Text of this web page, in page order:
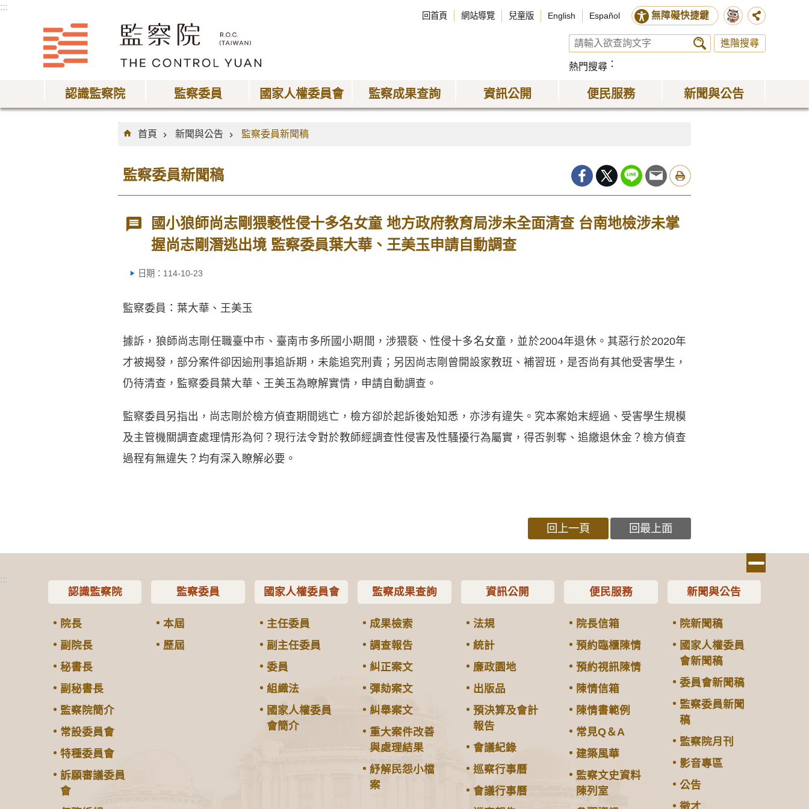
:::
回首頁 網站導覽 兒童版 English Español 無障礙快捷鍵
進階搜尋
熱門搜尋
認識監察院 監察委員 國家人權委員會 監察成果查詢 資訊公開 便民服務 新聞與公告
:::
首頁
新聞與公告 監察委員新聞稿
監察委員新聞稿
國小狼師尚志剛猥褻性侵十多名女童 地方政府教育局涉未全面清查 台南地檢涉未掌
握尚志剛潛逃出境 監察委員葉大華、王美玉申請自動調查
日期：114-10-23
監察委員：葉大華、王美玉
據訴，狼師尚志剛任職臺中市、臺南市多所國小期間，涉猥褻、性侵十多名女童，並於2004年退休。其惡行於2020年
才被揭發，部分案件卻因逾刑事追訴期，未能追究刑責；另因尚志剛曾開設家教班、補習班，是否尚有其他受害學生，
仍待清查，監察委員葉大華、王美玉為瞭解實情，申請自動調查。
監察委員另指出，尚志剛於檢方偵查期間逃亡，檢方卻於起訴後始知悉，亦涉有違失。究本案始末經過、受害學生規模
及主管機關調查處理情形為何？現行法令對於教師經調查性侵害及性騷擾行為屬實，得否剝奪、追繳退休金？檢方偵查
過程有無違失？均有深入瞭解必要。
回上一頁 回最上面
:::
認識監察院
院長
副院長
秘書長
副秘書長
監察院簡介
常設委員會
特種委員會
訴願審議委員
會
監察委員
本屆
歷屆
國家人權委員會
主任委員
副主任委員
委員
組織法
國家人權委員
會簡介
監察成果查詢
成果檢索
調查報告
糾正案文
彈劾案文
糾舉案文
重大案件改善
與處理結果
紓解民怨小檔
案
資訊公開
法規
統計
廉政園地
出版品
預決算及會計
報告
會議紀錄
巡察行事曆
會議行事曆
便民服務
院長信箱
預約臨櫃陳情
預約視訊陳情
陳情信箱
陳情書範例
常見Q＆A
建築風華
監察文史資料
陳列室
新聞與公告
院新聞稿
國家人權委員
會新聞稿
委員會新聞稿
監察委員新聞
稿
監察院月刊
影音專區
公告
徵才